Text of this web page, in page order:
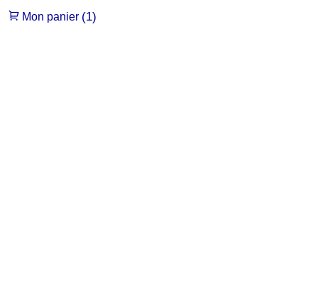
Mon panier (1)